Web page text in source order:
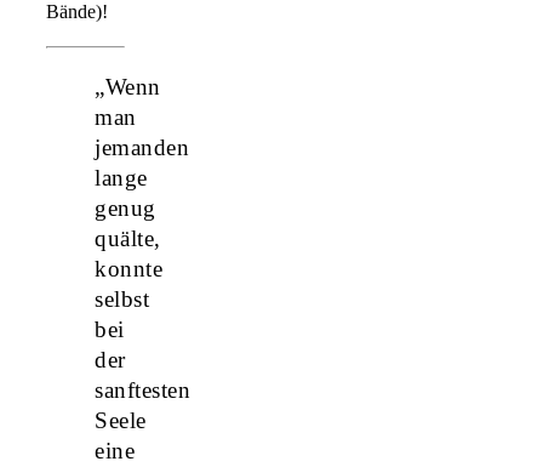
Bände)!
„Wenn
man
jemanden
lange
genug
quälte,
konnte
selbst
bei
der
sanftesten
Seele
eine